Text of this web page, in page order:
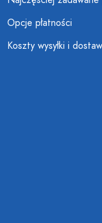
Opcje płatności
Koszty wysyłki i